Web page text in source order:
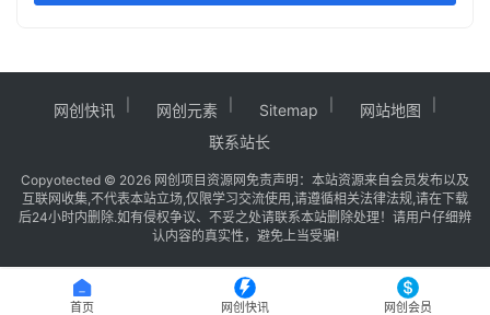
网创快讯 网创元素 Sitemap
网站地图
联系站长
Copyotected © 2026 网创项目资源网 免责声明：本站资源来自会员发布以及
互联网收集,不代表本站立场,仅限学习交流使用,请遵循相关法律法规,请在下载
后24小时内删除.如有侵权争议、不妥之处请联系本站删除处理！请用户仔细辨
认内容的真实性，避免上当受骗!
首页 网创快讯 网创会员